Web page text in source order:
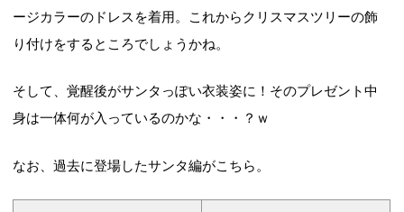
ージカラーのドレスを着用。これからクリスマスツリーの飾
り付けをするところでしょうかね。
そして、覚醒後がサンタっぽい衣装姿に！そのプレゼント中
身は一体何が入っているのかな・・・？ｗ
なお、過去に登場したサンタ編がこちら。